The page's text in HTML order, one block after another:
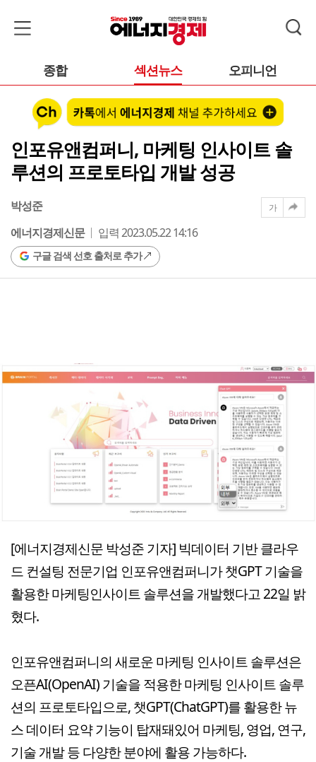
종합 섹션뉴스 오피니언
인포유앤컴퍼니, 마케팅 인사이트 솔
루션의 프로토타입 개발 성공
박성준
에너지경제신문
입력 2023.05.22 14:16
구글 검색 선호 출처로 추가
가
[에너지경제신문 박성준 기자] 빅데이터 기반 클라우
드 컨설팅 전문기업 인포유앤컴퍼니가 챗GPT 기술을
활용한 마케팅인사이트 솔루션을 개발했다고 22일 밝
혔다.
인포유앤컴퍼니의 새로운 마케팅 인사이트 솔루션은
오픈AI(OpenAI) 기술을 적용한 마케팅 인사이트 솔루
션의 프로토타입으로, 챗GPT(ChatGPT)를 활용한 뉴
스 데이터 요약 기능이 탑재돼있어 마케팅, 영업, 연구,
기술 개발 등 다양한 분야에 활용 가능하다.